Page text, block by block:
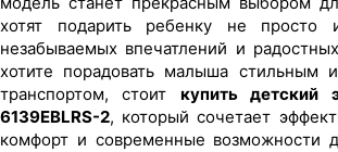
хотят подарить ребенку не просто
незабываемых впечатлений и
хотите порадовать малыша стильным
транспортом, стоит купить детский
6139EBLRS-2, который сочетает
комфорт и современные возможности